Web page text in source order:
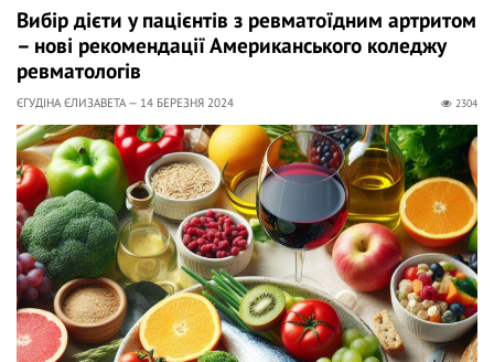
Вибір дієти у пацієнтів з ревматоїдним артритом
– нові рекомендації Американського коледжу
ревматологів
ЄГУДІНА ЄЛИЗАВЕТА — 14 БЕРЕЗНЯ 2024 2304